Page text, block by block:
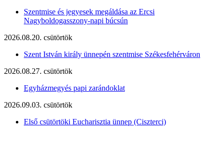
Szentmise és jegyesek megáldása az Ercsi
Nagyboldogasszony-napi búcsún
2026.08.20. csütörtök
Szent István király ünnepén szentmise Székesfehérváron
2026.08.27. csütörtök
Egyházmegyés papi zarándoklat
2026.09.03. csütörtök
Első csütörtöki Eucharisztia ünnep (Ciszterci)